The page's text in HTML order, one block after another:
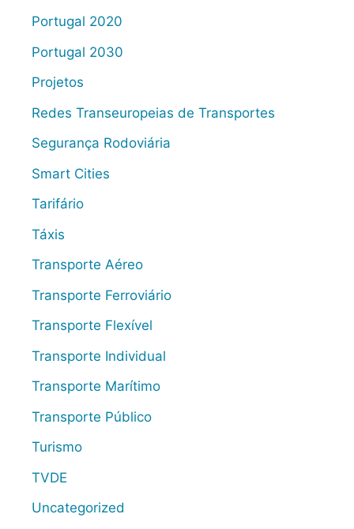
Portugal 2020
Portugal 2030
Projetos
Redes Transeuropeias de Transportes
Segurança Rodoviária
Smart Cities
Tarifário
Táxis
Transporte Aéreo
Transporte Ferroviário
Transporte Flexível
Transporte Individual
Transporte Marítimo
Transporte Público
Turismo
TVDE
Uncategorized